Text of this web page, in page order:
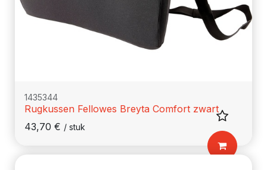
1435344
Rugkussen Fellowes Breyta Comfort zwart
43,70 € / stuk